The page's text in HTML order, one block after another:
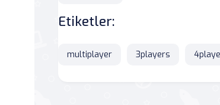
Etiketler:
multiplayer 3players